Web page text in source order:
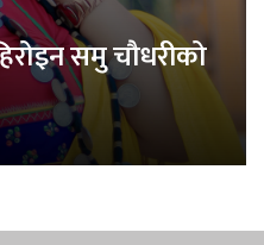
समु चौधरीको